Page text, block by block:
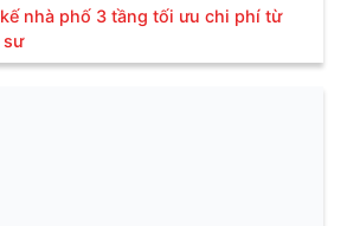
nhà phố 3 tầng tối ưu chi phí từ
sư